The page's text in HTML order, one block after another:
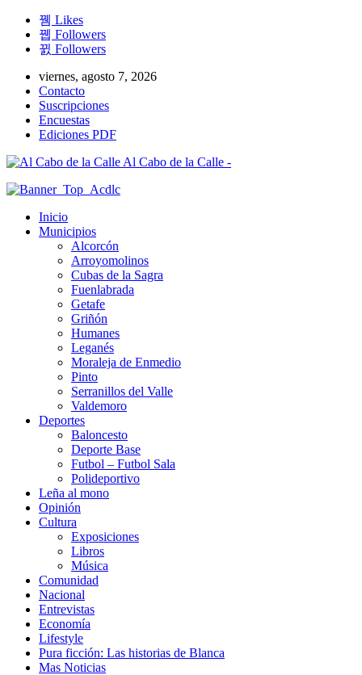
Likes
Followers
Followers
viernes, agosto 7, 2026
Contacto
Suscripciones
Encuestas
Ediciones PDF
Al Cabo de la Calle -
Inicio
Municipios
Alcorcón
Arroyomolinos
Cubas de la Sagra
Fuenlabrada
Getafe
Griñón
Humanes
Leganés
Moraleja de Enmedio
Pinto
Serranillos del Valle
Valdemoro
Deportes
Baloncesto
Deporte Base
Futbol – Futbol Sala
Polideportivo
Leña al mono
Opinión
Cultura
Exposiciones
Libros
Música
Comunidad
Nacional
Entrevistas
Economía
Lifestyle
Pura ficción: Las historias de Blanca
Mas Noticias